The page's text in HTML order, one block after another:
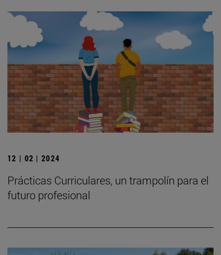
12 | 02 | 2024
Prácticas Curriculares, un trampolín para el
futuro profesional